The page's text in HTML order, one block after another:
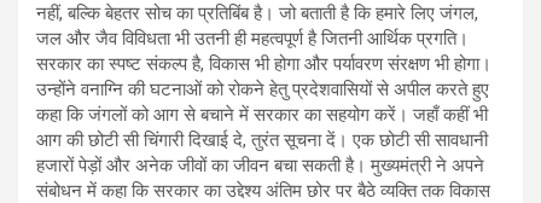
नहीं, बल्कि बेहतर सोच का प्रतिबिंब है। जो बताती है कि हमारे लिए जंगल,
जल और जैव विविधता भी उतनी ही महत्वपूर्ण है जितनी आर्थिक प्रगति।
सरकार का स्पष्ट संकल्प है, विकास भी होगा और पर्यावरण संरक्षण भी होगा।
उन्होंने वनाग्नि की घटनाओं को रोकने हेतु प्रदेशवासियों से अपील करते हुए
कहा कि जंगलों को आग से बचाने में सरकार का सहयोग करें। जहाँ कहीं भी
आग की छोटी सी चिंगारी दिखाई दे, तुरंत सूचना दें। एक छोटी सी सावधानी
हजारों पेड़ों और अनेक जीवों का जीवन बचा सकती है। मुख्यमंत्री ने अपने
संबोधन में कहा कि सरकार का उद्देश्य अंतिम छोर पर बैठे व्यक्ति तक विकास